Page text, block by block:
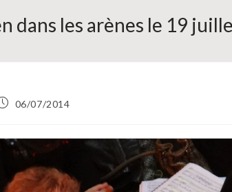
dans les arènes le 19
06/07/2014